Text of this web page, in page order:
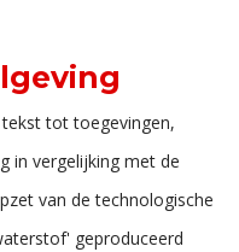
tot toegevingen,
in vergelijking met de
van de technologische
geproduceerd